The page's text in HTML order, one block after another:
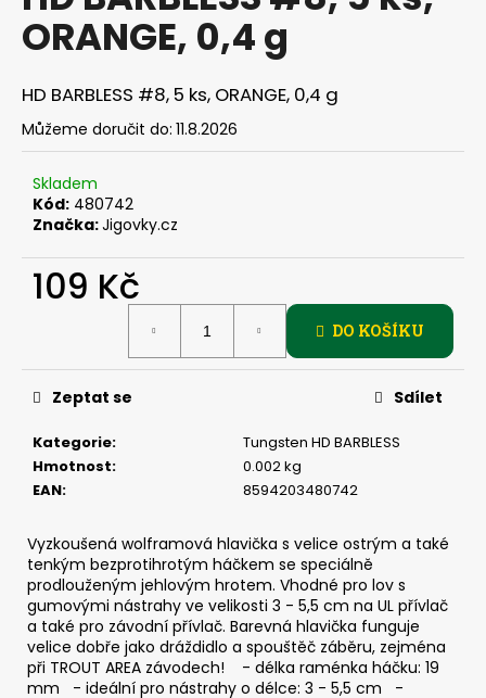
0,0
z
hvězdiček.
ORANGE, 0,4 g
HD BARBLESS #8, 5 ks, ORANGE, 0,4 g
Můžeme doručit do: 11.8.2026
Skladem
Kód: 480742
Značka:Jigovky.cz
109 Kč
DO KOŠÍKU
Kategorie:
Tungsten HD BARBLESS
Hmotnost:
0.002 kg
EAN: 8594203480742
Zeptat se Sdílet
Vyzkoušená wolframová hlavička s velice ostrým a také
tenkým bezprotihrotým háčkem se speciálně
prodlouženým jehlovým hrotem. Vhodné pro lov s
gumovými nástrahy ve velikosti 3 - 5,5 cm na UL přívlač
a také pro závodní přívlač. Barevná hlavička funguje
velice dobře jako dráždidlo a spouštěč záběru, zejména
při TROUT AREA závodech! - délka raménka háčku: 19
mm - ideální pro nástrahy o délce: 3 - 5,5 cm -
a
j
í
t
?
o
p
u
č
j
e
m
e
ČIHÁTKO
PŘED